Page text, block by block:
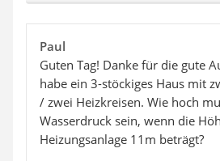
Paul
Guten Tag! Danke für die gute
habe ein 3-stöckiges Haus mit
/ zwei Heizkreisen. Wie hoch
Wasserdruck sein, wenn die
Heizungsanlage 11m beträgt?